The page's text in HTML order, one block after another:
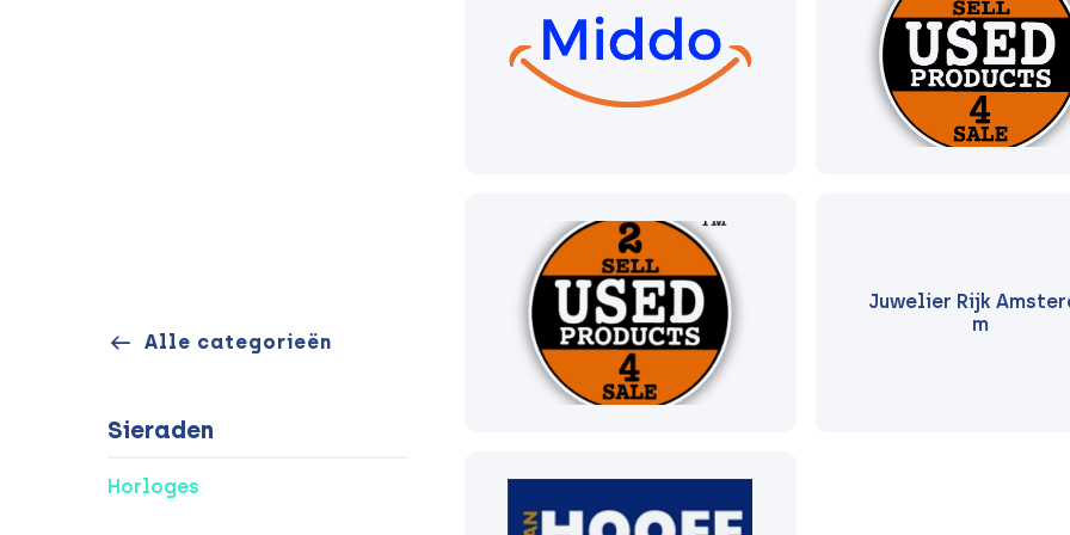
Alle categorieën
Sieraden
Horloges
Juwelier Rijk
m